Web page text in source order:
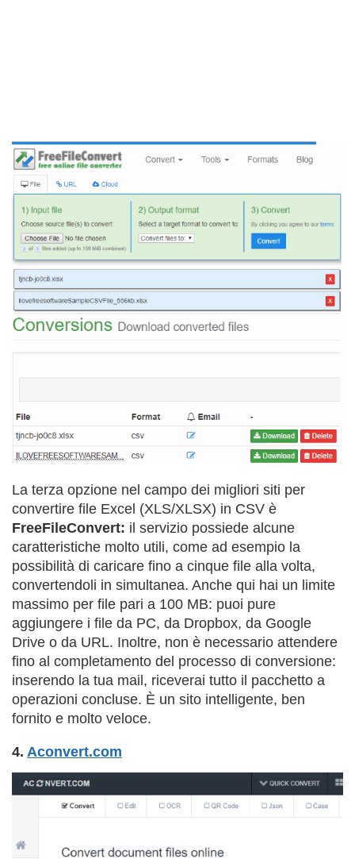
La terza opzione nel campo dei migliori siti per
convertire file Excel (XLS/XLSX) in CSV è
FreeFileConvert: il servizio possiede alcune
caratteristiche molto utili, come ad esempio la
possibilità di caricare fino a cinque file alla volta,
convertendoli in simultanea. Anche qui hai un limite
massimo per file pari a 100 MB: puoi pure
aggiungere i file da PC, da Dropbox, da Google
Drive o da URL. Inoltre, non è necessario attendere
fino al completamento del processo di conversione:
inserendo la tua mail, riceverai tutto il pacchetto a
operazioni concluse. È un sito intelligente, ben
fornito e molto veloce.
4. Aconvert.com